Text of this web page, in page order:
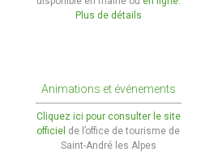
Plus de détails
Animations et événements
Cliquez ici pour consulter le site
officiel de l’office de tourisme de
Saint-André les Alpes